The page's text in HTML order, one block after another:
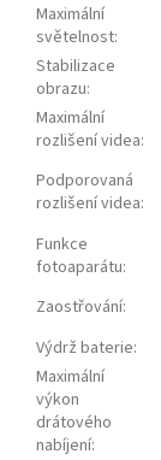
Maximální
světelnost:
Stabilizace
obrazu:
Maximální
rozlišení videa:
Podporovaná
rozlišení videa:
Funkce
fotoaparátu:
Zaostřování:
Výdrž baterie:
Maximální
výkon
drátového
nabíjení: